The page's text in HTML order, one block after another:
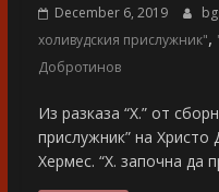
December 6, 2019
холивудския прислужник",
Добротинов
Из разказа “Х.” от
прислужник” на
Хермес. “Х. започна да